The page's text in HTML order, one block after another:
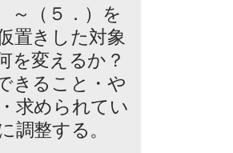
～（５．）を
置きした対象
を変えるか？
ること・や
求められてい
調整する。